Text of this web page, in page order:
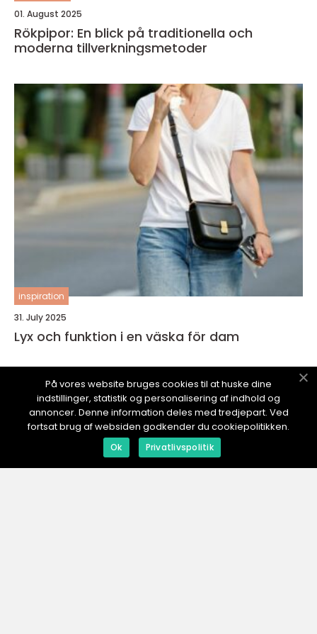
01. August 2025
Rökpipor: En blick på traditionella och
moderna tillverkningsmetoder
inspiration
31. July 2025
Lyx och funktion i en väska för dam
DIN-ESHOP.se
På vores website bruges cookies til at huske dine
indstillinger, statistik og personalisering af indhold og
annoncer. Denne information deles med tredjepart. Ved
fortsat brug af websiden godkender du cookiepolitikken.
Ok Privatlivspolitik